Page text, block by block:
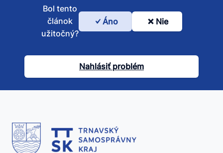
Bol
článok
užitočný?
Bol tento
článok
užitočný?
Áno Nie
Nahlásiť problém